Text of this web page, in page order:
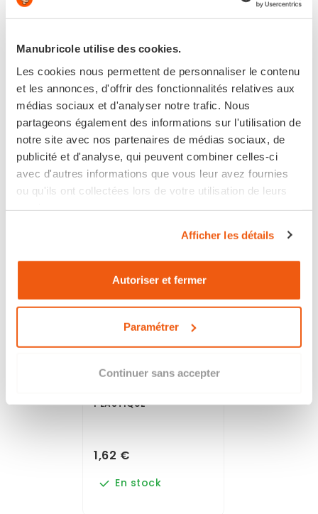
Manubricole utilise des cookies.
Les cookies nous permettent de personnaliser le contenu
et les annonces, d'offrir des fonctionnalités relatives aux
médias sociaux et d'analyser notre trafic. Nous
partageons également des informations sur l'utilisation de
notre site avec nos partenaires de médias sociaux, de
publicité et d'analyse, qui peuvent combiner celles-ci
avec d'autres informations que vous leur avez fournies
ou qu'ils ont collectées lors de votre utilisation de leurs
Afficher les détails
Autoriser et fermer
Paramétrer
Continuer sans accepter
RACCORD...
2,51 €
En stock
RACCORD
PLASTIQUE
1 avis
1,32 €
En stock
PLASTIQUE
1,62 €
En stock